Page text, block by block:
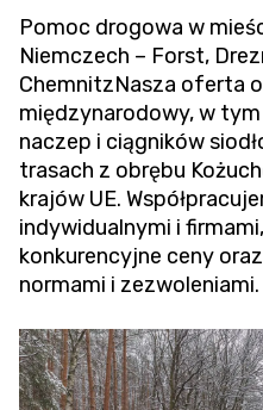
Pomoc drogowa w
Niemczech – Forst,
ChemnitzNasza oferta
międzynarodowy, w
naczep i ciągników
trasach z obrębu
krajów UE.
indywidualnymi i
konkurencyjne ceny
normami i zezwoleniami.